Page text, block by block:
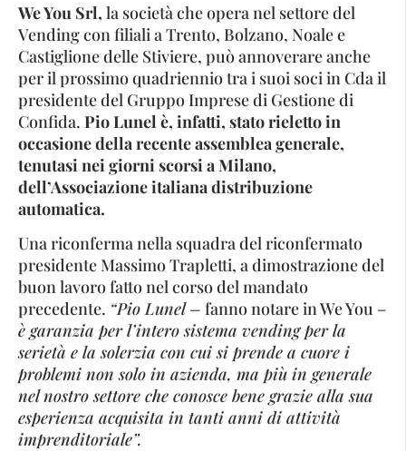
We You Srl, la società che opera nel settore del
Vending con filiali a Trento, Bolzano, Noale e
Castiglione delle Stiviere, può annoverare anche
per il prossimo quadriennio tra i suoi soci in Cda il
presidente del Gruppo Imprese di Gestione di
Confida. Pio Lunel è, infatti, stato rieletto in
occasione della recente assemblea generale,
tenutasi nei giorni scorsi a Milano,
dell’Associazione italiana distribuzione
automatica.
Una riconferma nella squadra del riconfermato
presidente Massimo Trapletti, a dimostrazione del
buon lavoro fatto nel corso del mandato
precedente. “Pio Lunel – fanno notare in We You –
è garanzia per l’intero sistema vending per la
serietà e la solerzia con cui si prende a cuore i
problemi non solo in azienda, ma più in generale
nel nostro settore che conosce bene grazie alla sua
esperienza acquisita in tanti anni di attività
imprenditoriale”.